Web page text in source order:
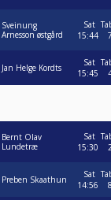
Sveinung
Arnesson østgård
Sat
15:44
Jan Helge Kordts
Sat
15:45
Bernt Olav
Lundetræ
Sat
15:30
Preben Skaathun
Sat
14:56